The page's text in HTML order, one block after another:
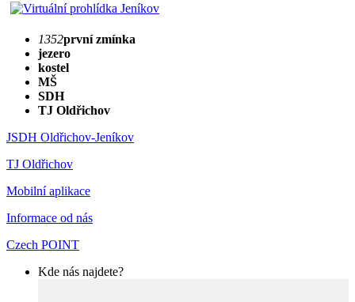
1352první zmínka
jezero
kostel
MŠ
SDH
TJ Oldřichov
JSDH Oldřichov-Jeníkov
TJ Oldřichov
Mobilní aplikace
Informace od nás
Czech POINT
Kde nás najdete?